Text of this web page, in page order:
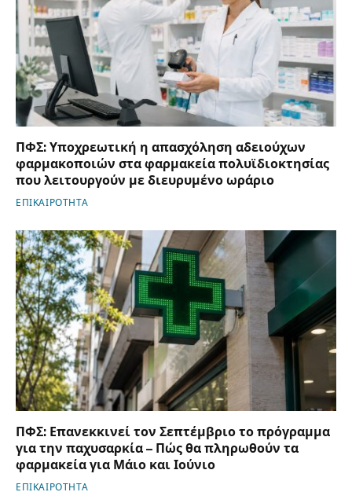
ΠΦΣ: Υποχρεωτική η απασχόληση αδειούχων
φαρμακοποιών στα φαρμακεία πολυϊδιοκτησίας
που λειτουργούν με διευρυμένο ωράριο
ΕΠΙΚΑΙΡΟΤΗΤΑ
ΠΦΣ: Επανεκκινεί τον Σεπτέμβριο το πρόγραμμα
για την παχυσαρκία – Πώς θα πληρωθούν τα
φαρμακεία για Μάιο και Ιούνιο
ΕΠΙΚΑΙΡΟΤΗΤΑ